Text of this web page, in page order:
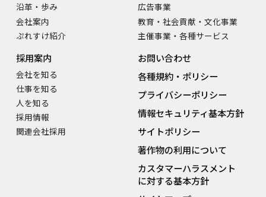
沿革・歩み
会社案内
ぷれすけ紹介
広告事業
教育・社会貢献・文化事業
主催事業・各種サービス
採用案内
会社を知る
仕事を知る
人を知る
採用情報
関連会社採用
お問い合わせ
各種規約・ポリシー
プライバシーポリシー
情報セキュリティ基本方針
サイトポリシー
著作物の利用について
カスタマーハラスメント
に対する基本方針